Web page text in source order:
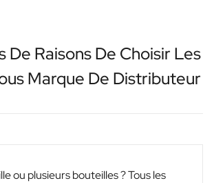
De Raisons De Choisir Les
Marque De Distributeur
ou plusieurs bouteilles ? Tous les